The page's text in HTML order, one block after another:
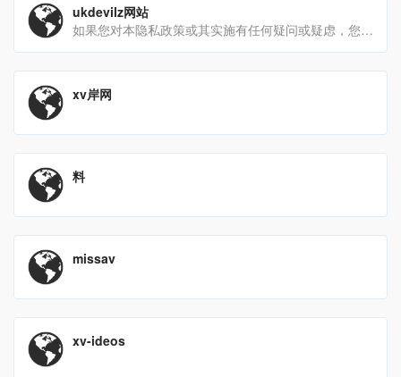
ukdevilz网站
如果您对本隐私政策或其实施有任何疑问或疑虑，您可以通过以下方式联系我们：info@ukdevilz.com
xv岸网
料
missav
xv-ideos